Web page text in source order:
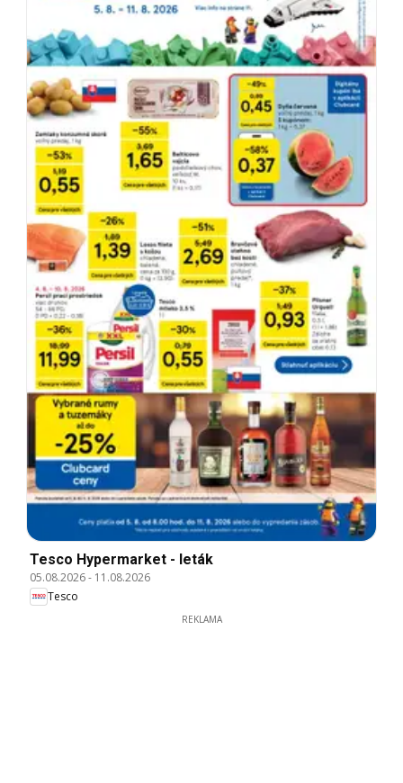
Tesco Hypermarket - leták
05.08.2026- 11.08.2026
Tesco
REKLAMA